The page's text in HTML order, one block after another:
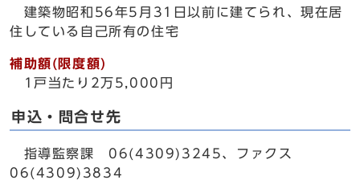
建築物昭和56年5月31日以前に建てられ、現在居
住している自己所有の住宅
補助額(限度額)
1戸当たり2万5,000円
申込・問合せ先
指導監察課 06(4309)3245、ファクス
06(4309)3834